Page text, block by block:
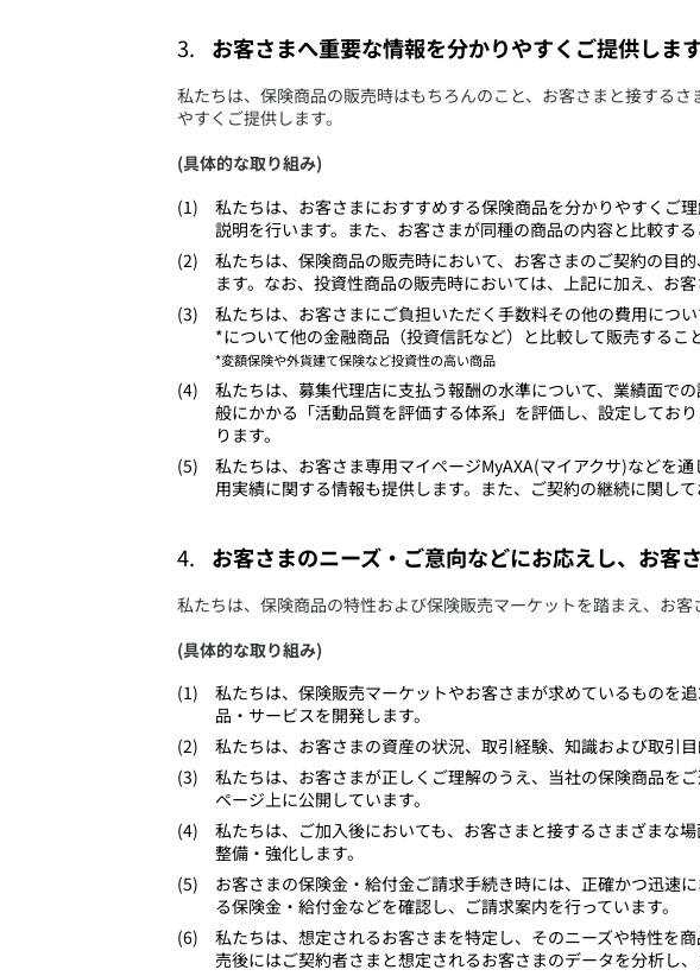
お客さまへ重要な情報を分かりやすくご提供します
私たちは、保険商品の販売時はもちろんのこと、お客さまと接する
やすくご提供します。
(具体的な取り組み)
私たちは、お客さまにおすすめする保険商品を分かりやすくご
説明を行います。また、お客さまが同種の商品の内容と比較す
私たちは、保険商品の販売時において、お客さまのご契約の目
ます。なお、投資性商品の販売時においては、上記に加え、お
私たちは、お客さまにご負担いただく手数料その他の費用につ
*について他の金融商品（投資信託など）と比較して販売するこ
*変額保険や外貨建て保険など投資性の高い商品
私たちは、募集代理店に支払う報酬の水準について、業績面で
般にかかる「活動品質を評価する体系」を評価し、設定してお
ります。
私たちは、お客さま専用マイページMyAXA(マイアクサ)などを
用実績に関する情報も提供します。また、ご契約の継続に関し
お客さまのニーズ・ご意向などにお応えし、お客
私たちは、保険商品の特性および保険販売マーケットを踏まえ、お
(具体的な取り組み)
私たちは、保険販売マーケットやお客さまが求めているものを
品・サービスを開発します。
私たちは、お客さまの資産の状況、取引経験、知識および取引
私たちは、お客さまが正しくご理解のうえ、当社の保険商品を
ページ上に公開しています。
私たちは、ご加入後においても、お客さまと接するさまざまな
整備・強化します。
お客さまの保険金・給付金ご請求手続き時には、正確かつ迅速
る保険金・給付金などを確認し、ご請求案内を行っています。
私たちは、想定されるお客さまを特定し、そのニーズや特性を
売後にはご契約者さまと想定されるお客さまのデータを分析し